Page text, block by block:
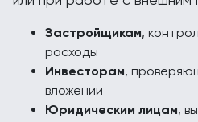
Застройщикам,
расходы
Инвесторам,
вложений
Юридическим лицам,